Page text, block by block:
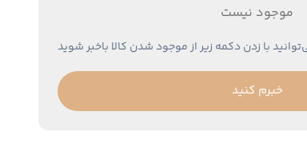
موجود نیست
با زدن دکمه زیر از موجود شدن کالا باخبر شوید
خبرم کنید